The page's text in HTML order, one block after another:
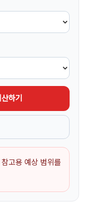
하기
고용 예상 범위를